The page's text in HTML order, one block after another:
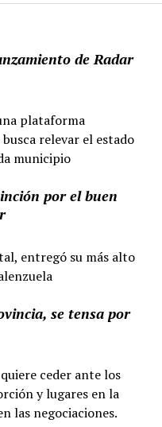
de Radar
plataforma
relevar el estado
municipio
por el buen
entregó su más alto
se tensa por
ceder ante los
y lugares en la
las negociaciones.